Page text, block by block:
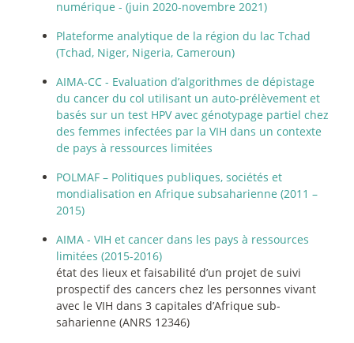
numérique - (juin 2020-novembre 2021)
Plateforme analytique de la région du lac Tchad
(Tchad, Niger, Nigeria, Cameroun)
AIMA-CC - Evaluation d’algorithmes de dépistage
du cancer du col utilisant un auto-prélèvement et
basés sur un test HPV avec génotypage partiel chez
des femmes infectées par la VIH dans un contexte
de pays à ressources limitées
POLMAF – Politiques publiques, sociétés et
mondialisation en Afrique subsaharienne (2011 –
2015)
AIMA - VIH et cancer dans les pays à ressources
limitées (2015-2016)
état des lieux et faisabilité d’un projet de suivi
prospectif des cancers chez les personnes vivant
avec le VIH dans 3 capitales d’Afrique sub-
saharienne (ANRS 12346)